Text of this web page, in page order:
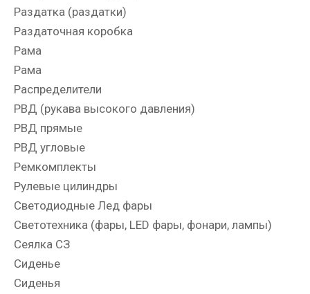
Раздатка (раздатки)
Раздаточная коробка
Рама
Рама
Распределители
РВД (рукава высокого давления)
РВД прямые
РВД угловые
Ремкомплекты
Рулевые цилиндры
Светодиодные Лед фары
Светотехника (фары, LED фары, фонари, лампы)
Сеялка СЗ
Сиденье
Сиденья